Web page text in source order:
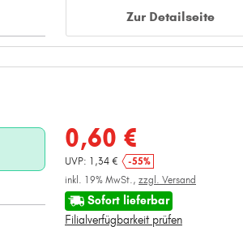
Zur Detailseite
0,60 €
UVP: 1,34 €
-55%
inkl. 19% MwSt., zzgl. Versand
Sofort lieferbar
Filialverfügbarkeit prüfen